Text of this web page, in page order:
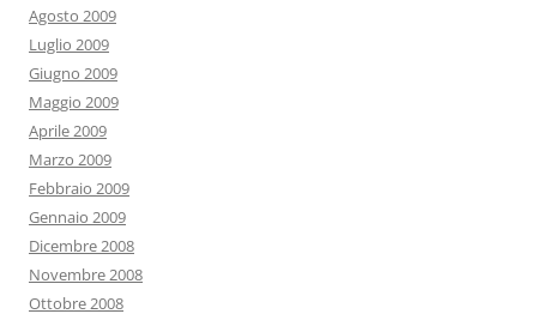
Agosto 2009
Luglio 2009
Giugno 2009
Maggio 2009
Aprile 2009
Marzo 2009
Febbraio 2009
Gennaio 2009
Dicembre 2008
Novembre 2008
Ottobre 2008